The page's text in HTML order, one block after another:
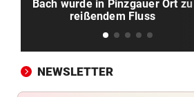
REKORD IN SPANIEN vor
LUCKENEDERS HIGHLIGHT
„Auf das Foto bin ich stolz –
Bach wurde in Pinzgauer Ort zu
reißendem Fluss
NEWSLETTER